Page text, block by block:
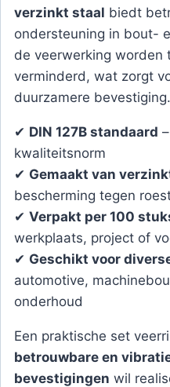
verzinkt staal biedt
ondersteuning in bout-
de veerwerking worden
verminderd, wat zorgt
duurzamere bevestiging.
✔ DIN 127B standaard
kwaliteitsnorm
✔ Gemaakt van
bescherming tegen
✔ Verpakt per 100
werkplaats, project of
✔ Geschikt voor
automotive,
onderhoud
Een praktische set
betrouwbare en
bevestigingen wil